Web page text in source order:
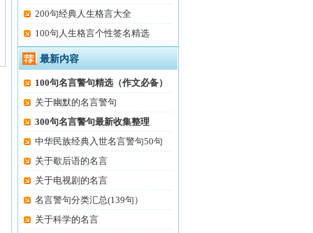
200句经典人生格言大全
100句人生格言个性签名精选
最新内容
100句名言警句精选（作文必备）
关于幽默的名言警句
300句名言警句最新收集整理
中华民族经典入世名言警句50句
关于歇后语的名言
关于电视剧的名言
名言警句分类汇总(139句）
关于科学的名言